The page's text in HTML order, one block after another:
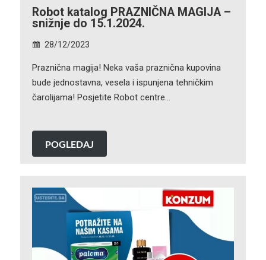
Robot katalog PRAZNIČNA MAGIJA –
snižnje do 15.1.2024.
28/12/2023
Praznična magija! Neka vaša praznična kupovina
bude jednostavna, vesela i ispunjena tehničkim
čarolijama! Posjetite Robot centre…
POGLEDAJ